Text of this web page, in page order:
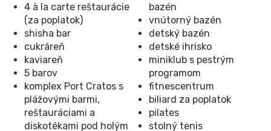
4 à la carte reštaurácie
(za poplatok)
shisha bar
cukráreň
kaviareň
5 barov
komplex Port Cratos s
plážovými barmi,
reštauráciami a
diskotékami pod holým
bazén
vnútorný bazén
detský bazén
detské ihrisko
miniklub s pestrým
programom
fitnescentrum
biliard za poplatok
pilates
stolný tenis